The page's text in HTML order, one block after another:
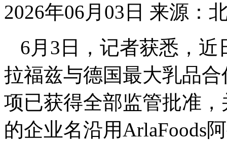
2026年06月03日 来源：
6月3日，记者获悉，近
拉福兹与德国最大乳品
项已获得全部监管批准
的企业名沿用ArlaFoods